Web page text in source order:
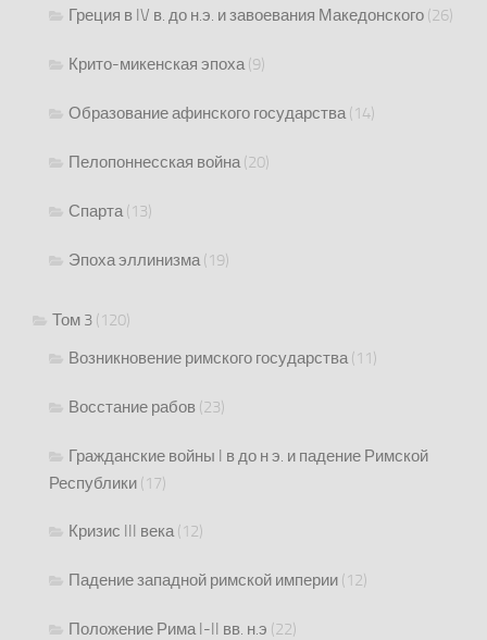
Греция в IV в. до н.э. и завоевания Македонского (26)
Крито-микенская эпоха (9)
Образование афинского государства (14)
Пелопоннесская война (20)
Спарта (13)
Эпоха эллинизма (19)
Том 3 (120)
Возникновение римского государства (11)
Восстание рабов (23)
Гражданские войны I в до н э. и падение Римской
Республики (17)
Кризис III века (12)
Падение западной римской империи (12)
Положение Рима I-II вв. н.э (22)